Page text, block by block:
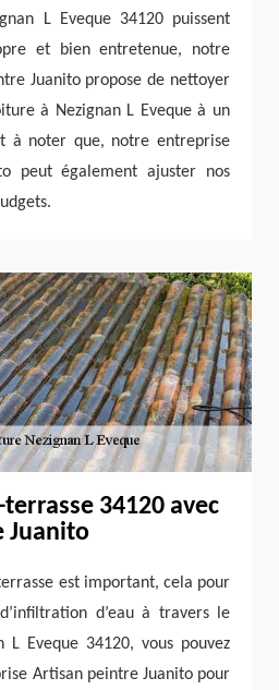
L Eveque 34120 puissent
et bien entretenue, notre
Juanito propose de nettoyer
à Nezignan L Eveque à un
à noter que, notre entreprise
peut également ajuster nos
34120 avec
Juanito
est important, cela pour
d’eau à travers le
L Eveque 34120, vous pouvez
Artisan peintre Juanito pour